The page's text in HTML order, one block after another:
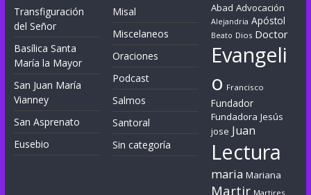
Transfiguración
del Señor
Basílica Santa
María la Mayor
San Juan María
Vianney
San Asprenato
Eusebio
Misal
Miscelaneos
Oraciones
Podcast
Salmos
Santoral
Sin categoría
Abad Advocación
Alejandria Apóstol
Beato Dios Doctor
Evangeli
o Francisco
Fundador
Fundadora Jesús
jose Juan
Lectura
maria Mariana
Martir Martires